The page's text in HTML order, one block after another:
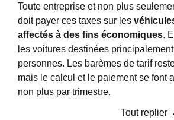
Toute entreprise et non plus
doit payer ces taxes sur les
affectés à des fins économiques.
les voitures destinées
personnes. Les barèmes de tarif
mais le calcul et le paiement se font
non plus par trimestre.
Tout replier